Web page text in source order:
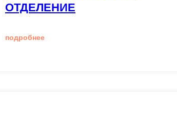
ОТДЕЛЕНИЕ
подробнее